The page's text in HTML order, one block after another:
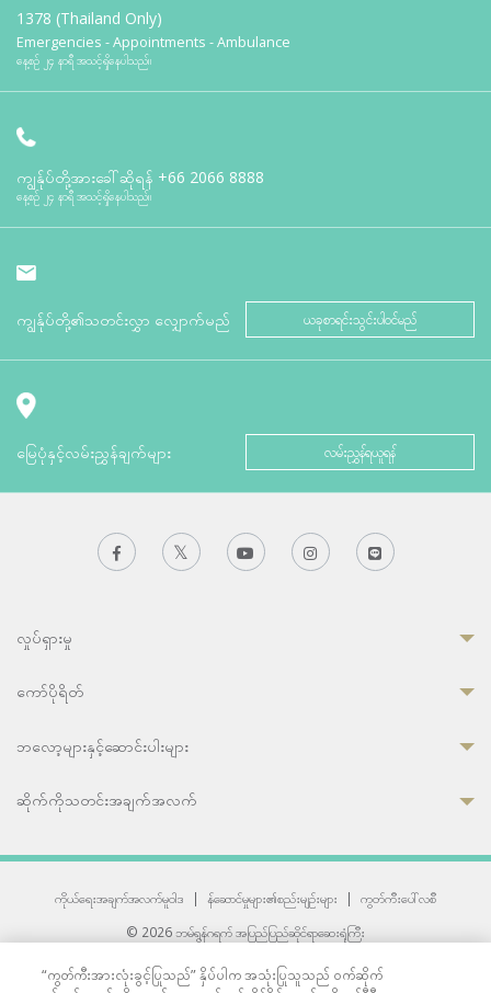
1378 (Thailand Only)
Emergencies - Appointments - Ambulance
နေ့စဉ် ၂၄ နာရီ အသင့်ရှိနေပါသည်။
ကျွန်ုပ်တို့အားခေါ်ဆိုရန် +66 2066 8888
နေ့စဉ် ၂၄ နာရီ အသင့်ရှိနေပါသည်။
ကျွန်ုပ်တို့၏သတင်းလွှာ လျှောက်မည် ယခုစာရင်းသွင်းပါဝင်မည်
မြေပုံနှင့်လမ်းညွှန်ချက်များ လမ်းညွှန်ရယူရန်
လှုပ်ရှားမှု
ကော်ပိုရိတ်
ဘလော့များနှင့်ဆောင်းပါးများ
ဆိုက်ကိုသတင်းအချက်အလက်
ကိုယ်ရေးအချက်အလက်မူဝါဒ | န်ဆောင်မှုများ၏စည်းမျဉ်းများ |
ကွတ်ကီးပေါ်လစီ
© 2026 ဘမ်ရွန်ဂရက် အပြည်ပြည်ဆိုင်ရာဆေးရုံကြီး
“ကွတ်ကီးအားလုံးခွင့်ပြုသည်” နှိပ်ပါက အသုံးပြုသူသည် ဝက်ဆိုက်